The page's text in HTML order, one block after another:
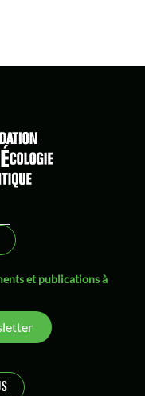
et publications à